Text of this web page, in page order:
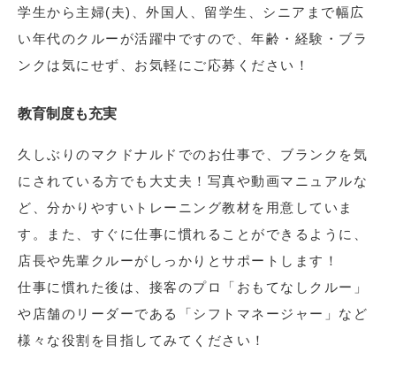
学生から主婦(夫)、外国人、留学生、シニアまで幅広
い年代のクルーが活躍中ですので、年齢・経験・ブラ
ンクは気にせず、お気軽にご応募ください！
教育制度も充実
久しぶりのマクドナルドでのお仕事で、ブランクを気
にされている方でも大丈夫！写真や動画マニュアルな
ど、分かりやすいトレーニング教材を用意していま
す。また、すぐに仕事に慣れることができるように、
店長や先輩クルーがしっかりとサポートします！
仕事に慣れた後は、接客のプロ「おもてなしクルー」
や店舗のリーダーである「シフトマネージャー」など
様々な役割を目指してみてください！